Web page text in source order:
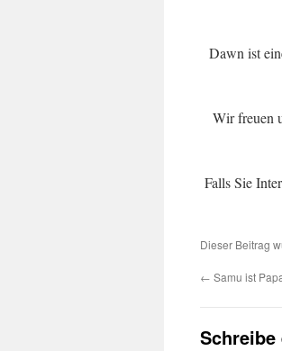
Dawn ist
Wir freuen
Falls Sie
Dieser Beitrag
← Samu ist
Schreibe